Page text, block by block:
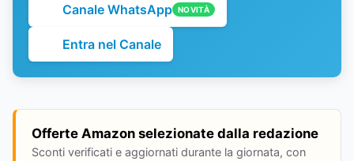
Canale WhatsApp NOVITÀ
Entra nel Canale
Offerte Amazon selezionate dalla redazione
Sconti verificati e aggiornati durante la giornata, con